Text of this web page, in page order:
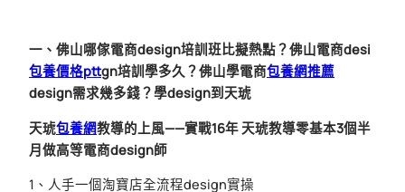
一、佛山哪傢電商design培訓班比擬熱點？佛山電商desi
包養價格pttgn培訓學多久？佛山學電商包養網推薦
design需求幾多錢？學design到天琥
天琥包養網教導的上風——實戰16年 天琥教導零基本3個半
月做高等電商design師
1、人手一個淘寶店全流程design實操